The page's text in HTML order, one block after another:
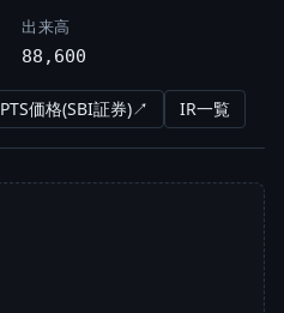
出来高
88,600
PTS価格(SBI証券)↗ IR一覧